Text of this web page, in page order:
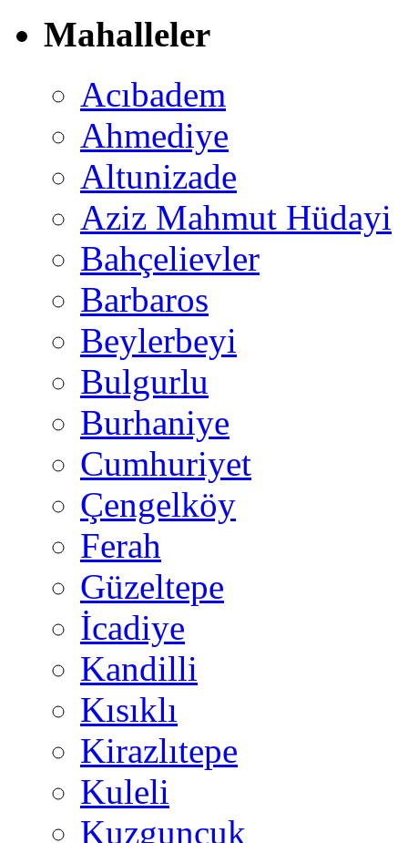
Mahalleler
Acıbadem
Ahmediye
Altunizade
Aziz Mahmut Hüdayi
Bahçelievler
Barbaros
Beylerbeyi
Bulgurlu
Burhaniye
Cumhuriyet
Çengelköy
Ferah
Güzeltepe
İcadiye
Kandilli
Kısıklı
Kirazlıtepe
Kuleli
Kuzguncuk